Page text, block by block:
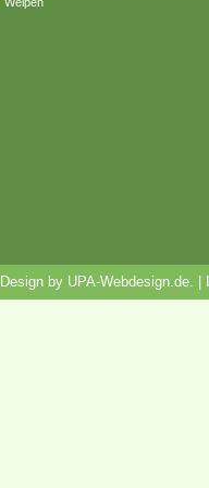
by UPA-Webdesign.de.